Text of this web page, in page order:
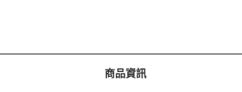
商品資訊